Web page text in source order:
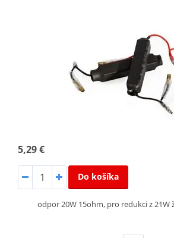
5,29 €
Do košíka
odpor 20W 15ohm, pro redukci z 21W